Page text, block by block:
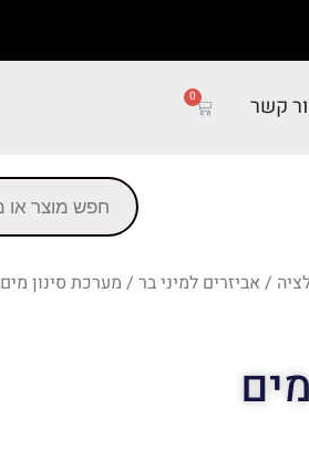
קשר 0
/ אביזרים למיני בר / מערכת סינון מים